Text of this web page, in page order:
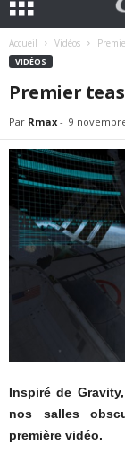
Accueil Vidéos
VIDÉOS
Premier
Par Rmax - 9
Inspiré de
nos salles
première vidéo.